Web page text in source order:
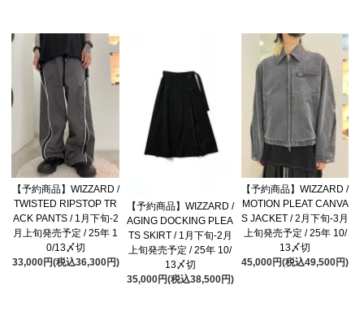
【予約商品】WIZZARD /
TWISTED RIPSTOP TR
ACK PANTS / 1月下旬-2
月上旬発売予定 / 25年 1
0/13〆切
33,000円(税込36,300円)
【予約商品】WIZZARD /
AGING DOCKING PLEA
TS SKIRT / 1月下旬-2月
上旬発売予定 / 25年 10/
13〆切
35,000円(税込38,500円)
【予約商品】WIZZARD /
MOTION PLEAT CANVA
S JACKET / 2月下旬-3月
上旬発売予定 / 25年 10/
13〆切
45,000円(税込49,500円)